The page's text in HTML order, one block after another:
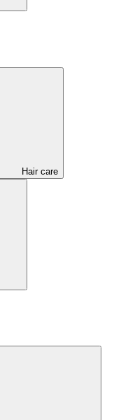
Hair care